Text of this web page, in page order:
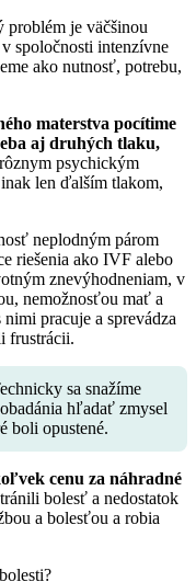
problém je väčšinou
spoločnosti intenzívne
ako nutnosť, potrebu,
materstva pocítime
aj druhých tlaku,
psychickým
len ďalším tlakom,
neplodným párom
riešenia ako IVF alebo
znevýhodneniam, v
nemožnosťou mať a
pracuje a sprevádza
frustrácii.
sa snažíme
hľadať zmysel
boli opustené.
cenu za náhradné
bolesť a nedostatok
a bolesťou a robia